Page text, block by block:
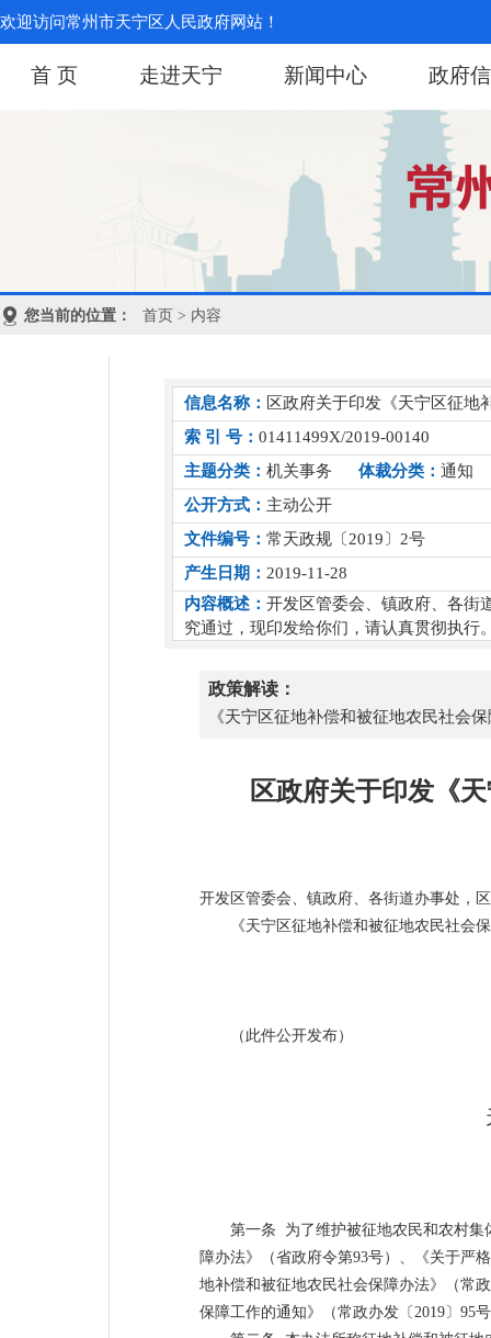
欢迎访问常州市天宁区人民政府网站！
首 页 走进天宁 新闻中心 政府
您当前的位置： 首页 > 内容
信息名称： 区政府关于印发《天宁区征地
索 引 号： 01411499X/2019-00140
主题分类： 机关事务 体裁分类： 通知
公开方式： 主动公开
文件编号： 常天政规〔2019〕2号
产生日期： 2019-11-28
内容概述： 开发区管委会、镇政府、各街
究通过，现印发给你们，请认真贯彻执行
政策解读：
《天宁区征地补偿和被征地农民社会
区政府关于印发《
开发区管委会、镇政府、各街道办事处，
《天宁区征地补偿和被征地农民社会
（此件公开发布）
第一条 为了维护被征地农民和农村集
障办法》（省政府令第93号）、《关于严
地补偿和被征地农民社会保障办法》（常
保障工作的通知》（常政办发〔2019〕95